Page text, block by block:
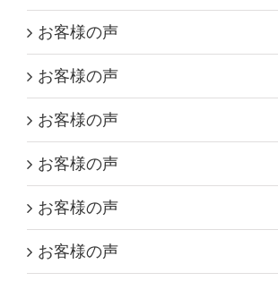
お客様の声
お客様の声
お客様の声
お客様の声
お客様の声
お客様の声